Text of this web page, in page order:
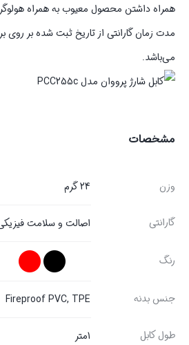
همراه داشتن محصول معیوب به همراه
مدت زمان گارانتی از تاریخ ثبت شده بر روی
می‌باشد.
مشخصات
وزن 24 گرم
گارانتی اصالت و سلامت فیزیکی
رنگ
جنس بدنه Fireproof PVC, TPE
طول کابل 1متر